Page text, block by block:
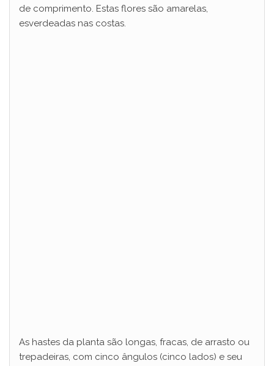
de comprimento. Estas flores são amarelas,
esverdeadas nas costas.
As hastes da planta são longas, fracas, de arrasto ou
trepadeiras, com cinco ângulos (cinco lados) e seu